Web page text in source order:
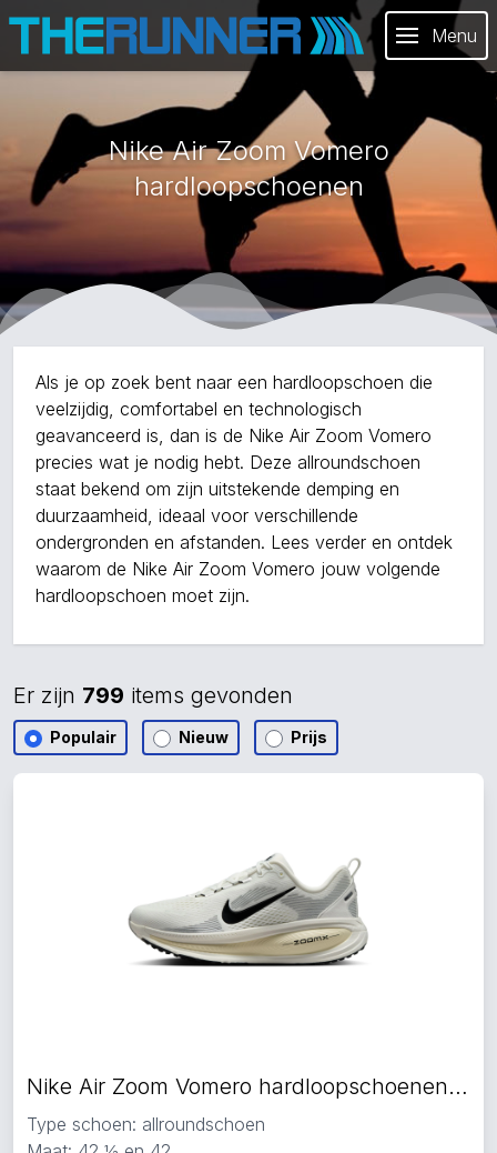
Menu
Nike Air Zoom Vomero
hardloopschoenen
Als je op zoek bent naar een hardloopschoen die
veelzijdig, comfortabel en technologisch
geavanceerd is, dan is de Nike Air Zoom Vomero
precies wat je nodig hebt. Deze allroundschoen
staat bekend om zijn uitstekende demping en
duurzaamheid, ideaal voor verschillende
ondergronden en afstanden. Lees verder en ontdek
waarom de Nike Air Zoom Vomero jouw volgende
hardloopschoen moet zijn.
Er zijn 799 items gevonden
Populair Nieuw Prijs
Nike Air Zoom Vomero hardloopschoenen beige
Type schoen: allroundschoen